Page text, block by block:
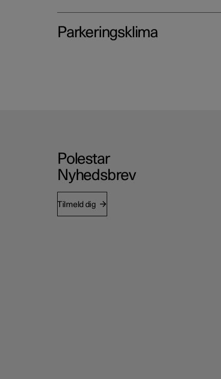
Parkeringsklima
Polestar
Nyhedsbrev
Tilmeld dig